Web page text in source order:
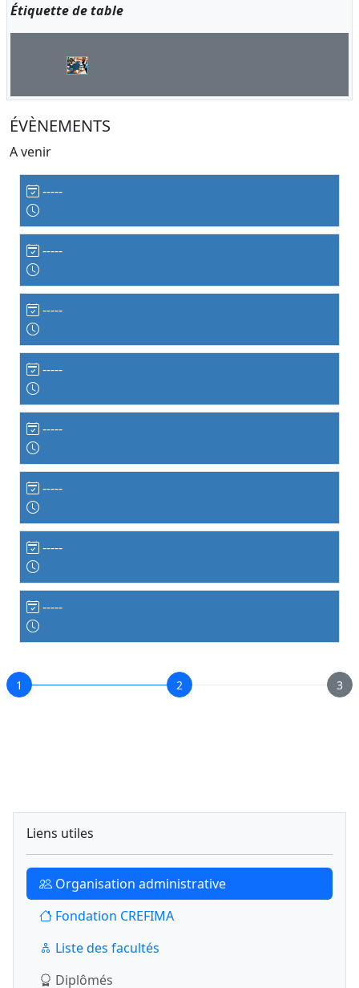
Étiquette de table
ÉVÈNEMENTS
A venir
-----
-----
-----
-----
-----
-----
-----
-----
1 2 3
Liens utiles
Organisation administrative
Fondation CREFIMA
Liste des facultés
Diplômés